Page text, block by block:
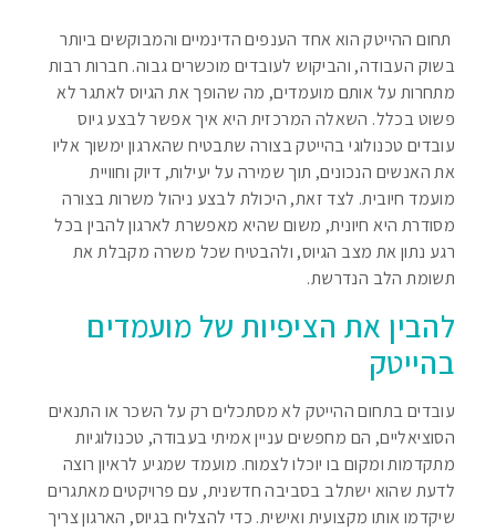
תחום ההייטק הוא אחד הענפים הדינמיים והמבוקשים ביותר
בשוק העבודה, והביקוש לעובדים מוכשרים גבוה. חברות רבות
מתחרות על אותם מועמדים, מה שהופך את הגיוס לאתגר לא
פשוט בכלל. השאלה המרכזית היא איך אפשר לבצע גיוס
עובדים טכנולוגי בהייטק בצורה שתבטיח שהארגון ימשוך אליו
את האנשים הנכונים, תוך שמירה על יעילות, דיוק וחוויית
מועמד חיובית. לצד זאת, היכולת לבצע ניהול משרות בצורה
מסודרת היא חיונית, משום שהיא מאפשרת לארגון להבין בכל
רגע נתון את מצב הגיוס, ולהבטיח שכל משרה מקבלת את
תשומת הלב הנדרשת.
להבין את הציפיות של מועמדים
בהייטק
עובדים בתחום ההייטק לא מסתכלים רק על השכר או התנאים
הסוציאליים, הם מחפשים עניין אמיתי בעבודה, טכנולוגיות
מתקדמות ומקום בו יוכלו לצמוח. מועמד שמגיע לראיון רוצה
לדעת שהוא ישתלב בסביבה חדשנית, עם פרויקטים מאתגרים
שיקדמו אותו מקצועית ואישית. כדי להצליח בגיוס, הארגון צריך